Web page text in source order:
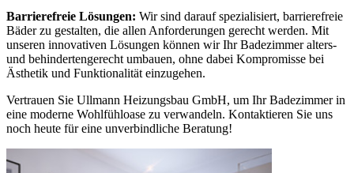
Barrierefreie Lösungen: Wir sind darauf spezialisiert, barrierefreie
Bäder zu gestalten, die allen Anforderungen gerecht werden. Mit
unseren innovativen Lösungen können wir Ihr Badezimmer alters-
und behindertengerecht umbauen, ohne dabei Kompromisse bei
Ästhetik und Funktionalität einzugehen.
Vertrauen Sie Ullmann Heizungsbau GmbH, um Ihr Badezimmer in
eine moderne Wohlfühloase zu verwandeln. Kontaktieren Sie uns
noch heute für eine unverbindliche Beratung!